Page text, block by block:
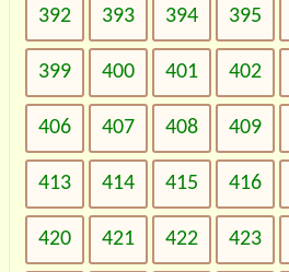
392 393 394 395
399 400 401 402
406 407 408 409
413 414 415 416
420 421 422 423